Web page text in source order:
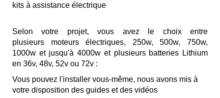
kits à assistance électrique
Selon votre projet, vous avez le choix entre
plusieurs moteurs électriques, 250w, 500w, 750w,
1000w et jusqu'à 4000w et plusieurs batteries Lithium
en 36v, 48v, 52v ou 72v :
Vous pouvez l'installer vous-même, nous avons mis à
votre disposition des guides et des vidéos